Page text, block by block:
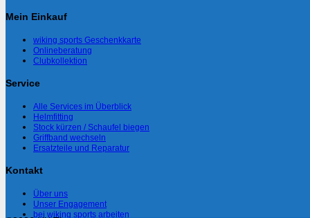
Mein Einkauf
wiking sports Geschenkkarte
Onlineberatung
Clubkollektion
Service
Alle Services im Überblick
Helmfitting
Stock kürzen / Schaufel biegen
Griffband wechseln
Ersatzteile und Reparatur
Kontakt
Über uns
Unser Engagement
bei wiking sports arbeiten